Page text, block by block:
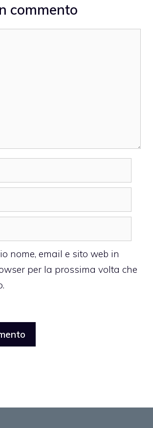
commento
nome, email e sito web in
per la prossima volta che